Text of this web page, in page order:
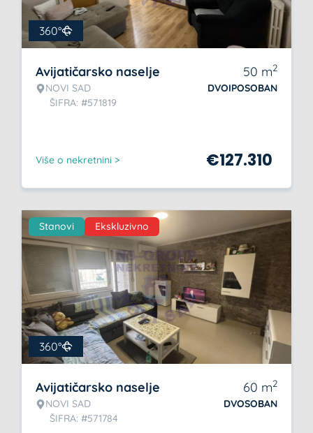
360°
Avijatičarsko naselje
NOVI SAD
ŠIFRA: #571819
50 m2
DVOIPOSOBAN
Više o nekretnini > €127.310
Stanovi Ekskluzivno
360°
Avijatičarsko naselje
NOVI SAD
ŠIFRA: #571784
60 m2
DVOSOBAN